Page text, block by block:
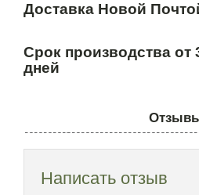
Доставка Новой
Срок производства от
дней
Написать отзыв